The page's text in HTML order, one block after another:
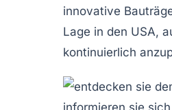
innovative
Lage in den USA,
kontinuierlich